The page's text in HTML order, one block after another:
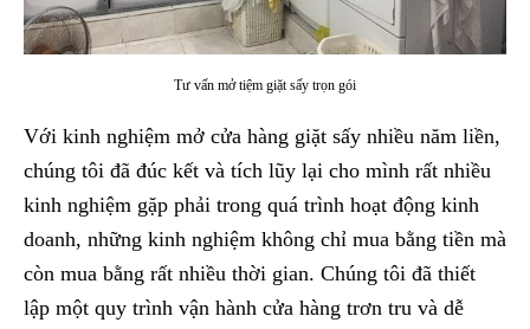
Tư vấn mở tiệm giặt sấy trọn gói
Với kinh nghiệm mở cửa hàng giặt sấy nhiều năm liền,
chúng tôi đã đúc kết và tích lũy lại cho mình rất nhiều
kinh nghiệm gặp phải trong quá trình hoạt động kinh
doanh, những kinh nghiệm không chỉ mua bằng tiền mà
còn mua bằng rất nhiều thời gian. Chúng tôi đã thiết
lập một quy trình vận hành cửa hàng trơn tru và dễ